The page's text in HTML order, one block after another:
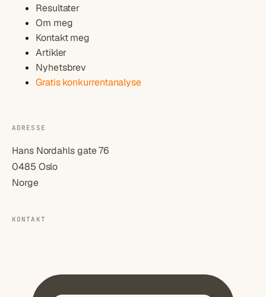
Resultater
Om meg
Kontakt meg
Artikler
Nyhetsbrev
Gratis konkurrentanalyse
ADRESSE
Hans Nordahls gate 76
0485 Oslo
Norge
KONTAKT